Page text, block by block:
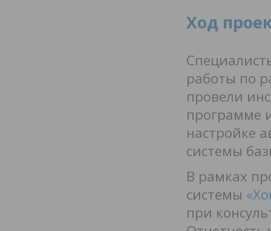
Ход
работы по
провели
программе
настройке
системы
В рамках
системы
при